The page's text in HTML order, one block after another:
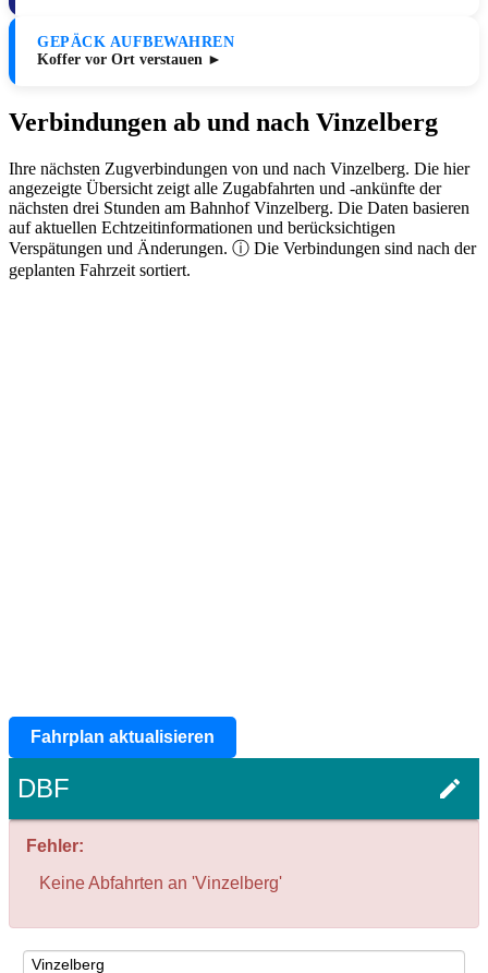
GEPÄCK AUFBEWAHREN
Koffer vor Ort verstauen ►
Verbindungen ab und nach Vinzelberg
Ihre nächsten Zugverbindungen von und nach Vinzelberg. Die hier
angezeigte Übersicht zeigt alle Zugabfahrten und -ankünfte der
nächsten drei Stunden am Bahnhof Vinzelberg. Die Daten basieren
auf aktuellen Echtzeitinformationen und berücksichtigen
Verspätungen und Änderungen. ⓘ Die Verbindungen sind nach der
geplanten Fahrzeit sortiert.
Fahrplan aktualisieren